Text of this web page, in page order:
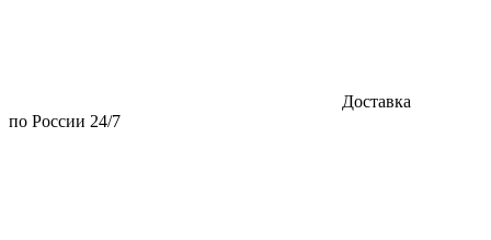
Доставка
по России 24/7